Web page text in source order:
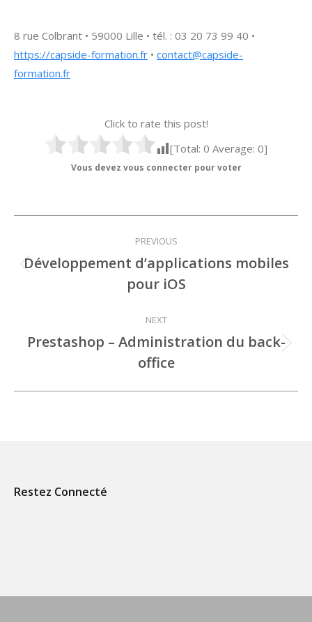
8 rue Colbrant • 59000 Lille • tél. : 03 20 73 99 40 •
https://capside-formation.fr • contact@capside-
formation.fr
Click to rate this post!
[Total: 0 Average: 0]
Vous devez vous connecter pour voter
Navigation
de
commentaire
PREVIOUS
Onglet
précédent
Développement d’applications mobiles
pour iOS
NEXT
Projets
similaires
Prestashop – Administration du back-
office
Restez Connecté